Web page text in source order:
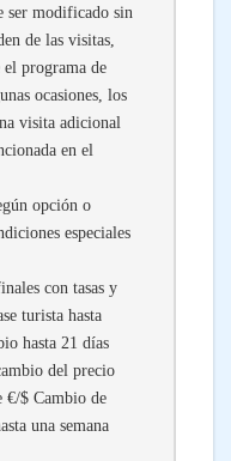
ser modificado sin
de las visitas,
el programa de
ocasiones, los
visita adicional
en el
opción o
especiales
con tasas y
turista hasta
hasta 21 días
del precio
€/$ Cambio de
una semana